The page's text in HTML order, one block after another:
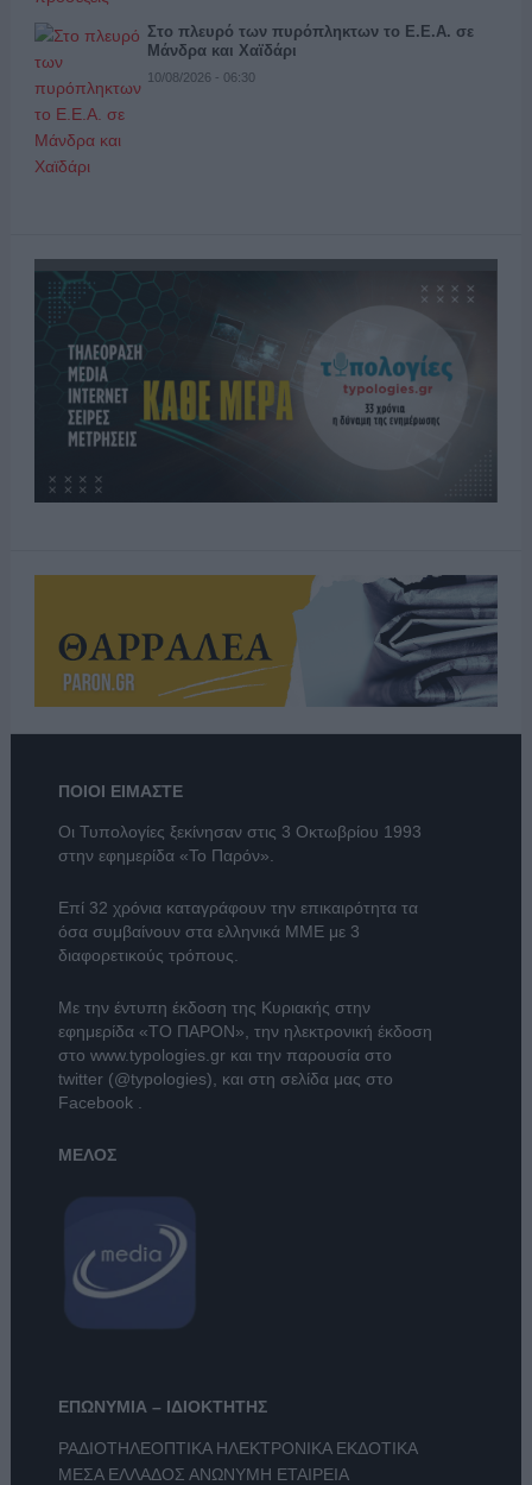
Στο πλευρό των πυρόπληκτων το Ε.Ε.Α. σε
Μάνδρα και Χαϊδάρι
10/08/2026 - 06:30
ΠΟΙΟΙ ΕΙΜΑΣΤΕ
Οι Τυπολογίες ξεκίνησαν στις 3 Οκτωβρίου 1993
στην εφημερίδα «Το Παρόν».
Επί 32 χρόνια καταγράφουν την επικαιρότητα τα
όσα συμβαίνουν στα ελληνικά ΜΜΕ με 3
διαφορετικούς τρόπους.
Με την έντυπη έκδοση της Κυριακής στην
εφημερίδα «ΤΟ ΠΑΡΟΝ», την ηλεκτρονική έκδοση
στο www.typologies.grκαι την παρουσία στο
twitter (@typologies), και στη σελίδα μας στο
Facebook .
ΜΕΛΟΣ
ΕΠΩΝΥΜΙΑ – ΙΔΙΟΚΤΗΤΗΣ
ΡΑΔΙΟΤΗΛΕΟΠΤΙΚΑ ΗΛΕΚΤΡΟΝΙΚΑ ΕΚΔΟΤΙΚΑ
ΜΕΣΑ ΕΛΛΑΔΟΣ ΑΝΩΝΥΜΗ ΕΤΑΙΡΕΙΑ